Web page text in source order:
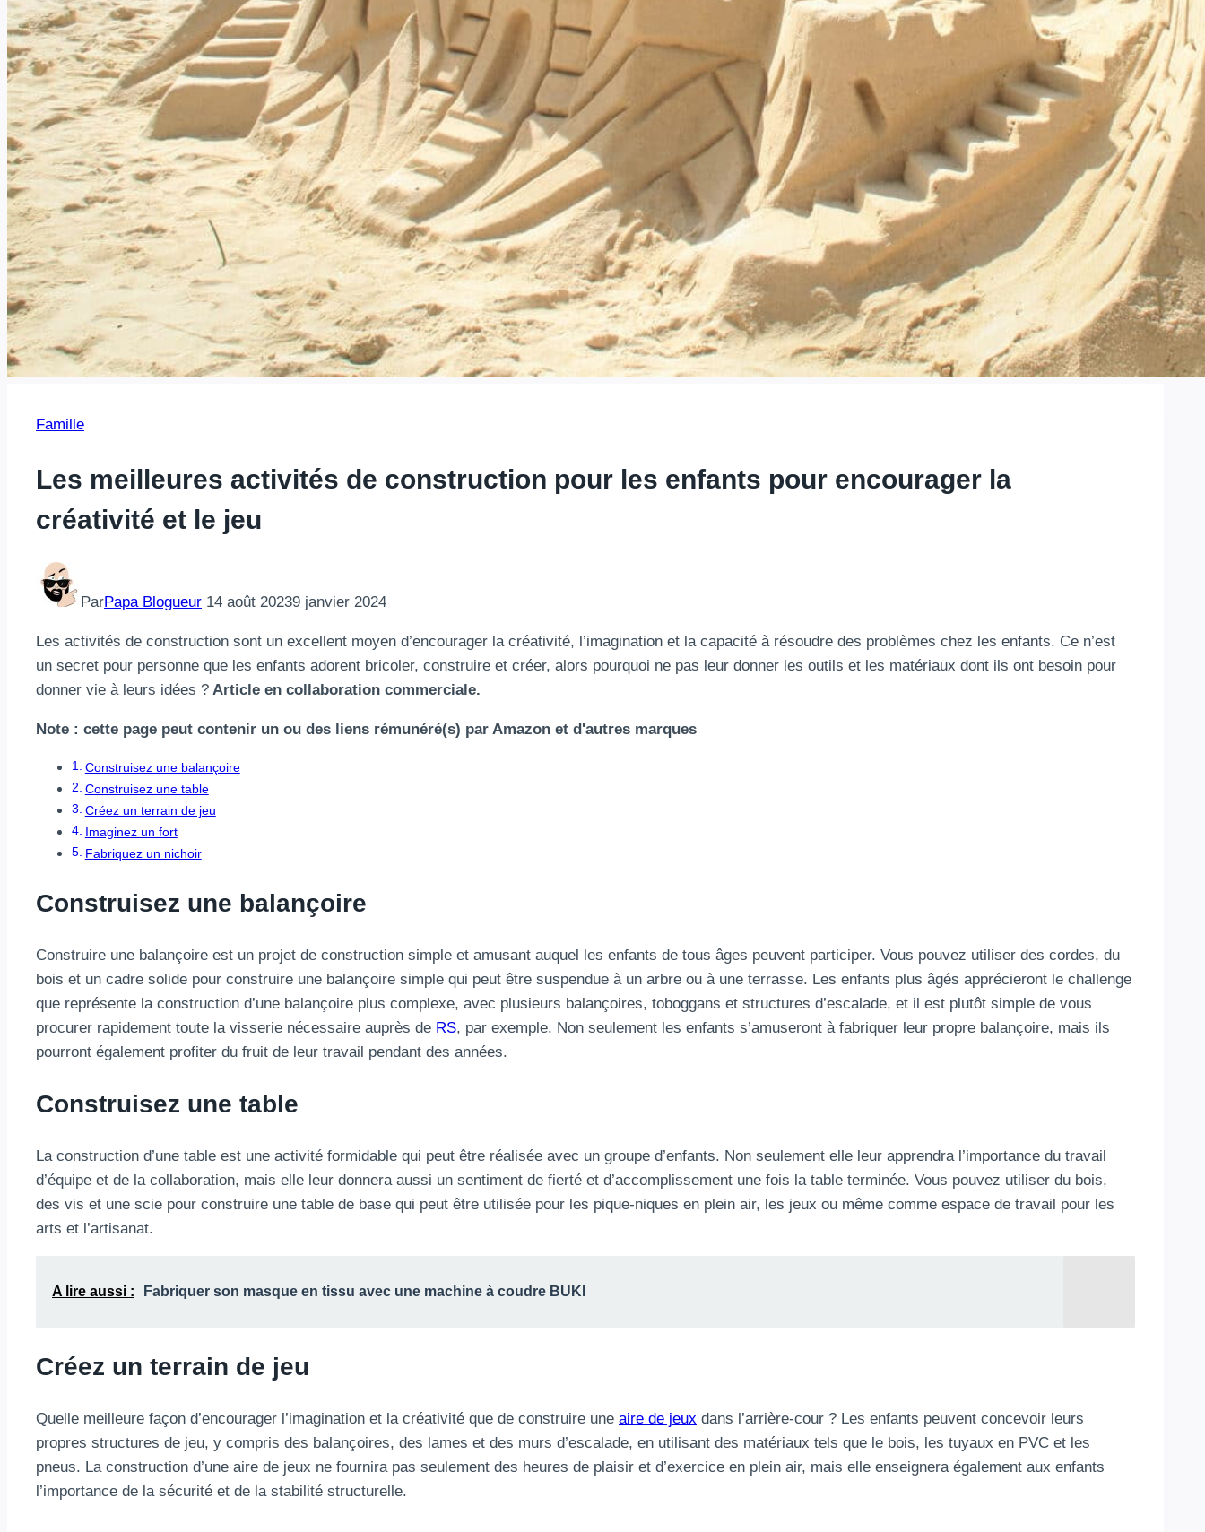
Famille
Les meilleures activités de construction pour les enfants pour encourager la
créativité et le jeu
ParPapa Blogueur 14 août 20239 janvier 2024
Les activités de construction sont un excellent moyen d’encourager la créativité, l’imagination et la capacité à résoudre des problèmes chez les enfants. Ce n’est
un secret pour personne que les enfants adorent bricoler, construire et créer, alors pourquoi ne pas leur donner les outils et les matériaux dont ils ont besoin pour
donner vie à leurs idées ? Article en collaboration commerciale.
Note : cette page peut contenir un ou des liens rémunéré(s) par Amazon et d'autres marques
Construisez une balançoire
Construisez une table
Créez un terrain de jeu
Imaginez un fort
Fabriquez un nichoir
Construisez une balançoire
Construire une balançoire est un projet de construction simple et amusant auquel les enfants de tous âges peuvent participer. Vous pouvez utiliser des cordes, du
bois et un cadre solide pour construire une balançoire simple qui peut être suspendue à un arbre ou à une terrasse. Les enfants plus âgés apprécieront le challenge
que représente la construction d’une balançoire plus complexe, avec plusieurs balançoires, toboggans et structures d’escalade, et il est plutôt simple de vous
procurer rapidement toute la visserie nécessaire auprès de RS, par exemple. Non seulement les enfants s’amuseront à fabriquer leur propre balançoire, mais ils
pourront également profiter du fruit de leur travail pendant des années.
Construisez une table
La construction d’une table est une activité formidable qui peut être réalisée avec un groupe d’enfants. Non seulement elle leur apprendra l’importance du travail
d’équipe et de la collaboration, mais elle leur donnera aussi un sentiment de fierté et d’accomplissement une fois la table terminée. Vous pouvez utiliser du bois,
des vis et une scie pour construire une table de base qui peut être utilisée pour les pique-niques en plein air, les jeux ou même comme espace de travail pour les
arts et l’artisanat.
A lire aussi : Fabriquer son masque en tissu avec une machine à coudre BUKI
Créez un terrain de jeu
Quelle meilleure façon d’encourager l’imagination et la créativité que de construire une aire de jeux dans l’arrière-cour ? Les enfants peuvent concevoir leurs
propres structures de jeu, y compris des balançoires, des lames et des murs d’escalade, en utilisant des matériaux tels que le bois, les tuyaux en PVC et les
pneus. La construction d’une aire de jeux ne fournira pas seulement des heures de plaisir et d’exercice en plein air, mais elle enseignera également aux enfants
l’importance de la sécurité et de la stabilité structurelle.